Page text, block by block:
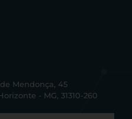
Mendonça, 45
- MG, 31310-260